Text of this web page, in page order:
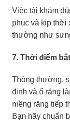
Việc tái khám
phục và kịp thời
thường như
7. Thời điểm
Thông thường,
định và ổ răng
niềng răng tiếp
Bạn hãy chuẩn